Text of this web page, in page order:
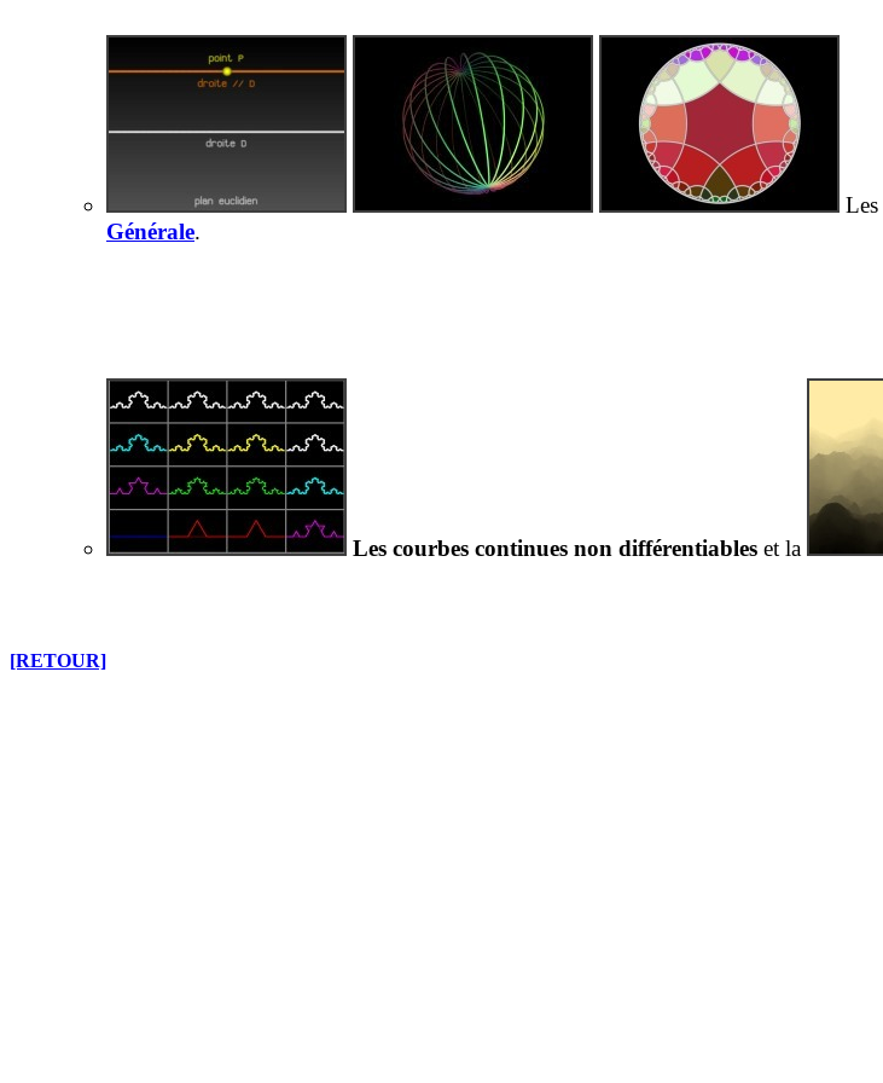
Les
Générale.
Les courbes continues non différentiables et la
[RETOUR]